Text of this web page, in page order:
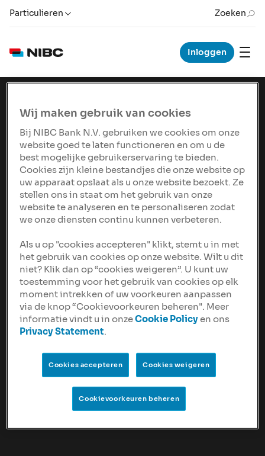
Particulieren Zoeken
Inloggen
Download het NIBC
logo
Online gebruik
Offline gebruik
Huisstijl handboek
NIBC Brand Guide Version 1.2
PDF5.7 MB
247.2 KB
Wij maken gebruik van cookies
Bij NIBC Bank N.V. gebruiken we cookies om onze
website goed te laten functioneren en om u de
best mogelijke gebruikerservaring te bieden.
Cookies zijn kleine bestandjes die onze website op
uw apparaat opslaat als u onze website bezoekt. Ze
stellen ons in staat om het gebruik van onze
website te analyseren en te personaliseren zodat
we onze diensten continu kunnen verbeteren.
Als u op "cookies accepteren" klikt, stemt u in met
het gebruik van cookies op onze website. Wilt u dit
niet? Klik dan op “cookies weigeren”. U kunt uw
toestemming voor het gebruik van cookies op elk
moment intrekken of uw voorkeuren aanpassen
via de knop “Cookievoorkeuren beheren". Meer
informatie vindt u in onzeCookie Policyen ons
Privacy Statement.
Cookies accepteren Cookies weigeren
Cookievoorkeuren beheren